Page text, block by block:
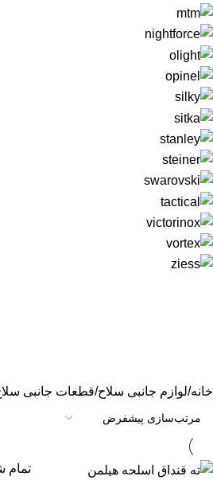
خانه لوازم جانبی سلاح قطعات جانبی
تمام